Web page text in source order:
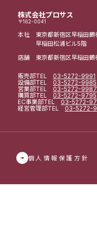
株式会社プロサス
〒162-0041
本社 東京都新宿区早稲田鶴
早稲田松浦ビル5階
店舗 東京都新宿区早稲田鶴
販売部TEL 03-5272-9991
設備部TEL 03-5272-9985
営業部TEL 03-5272-9987
購買部TEL 03-5272-9795
EC事業部TEL 03-5272-
経営管理部TEL 03-5272-
個人情報保護方針